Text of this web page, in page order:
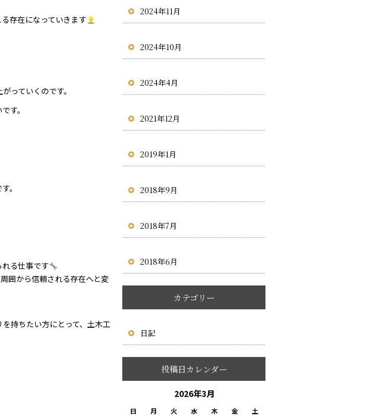
存在になっていきます
っていくのです。
す。
。
る仕事です
囲から信頼される存在へと変
持ちたい方にとって、土木工
2024年11月
2024年10月
2024年4月
2021年12月
2019年1月
2018年9月
2018年7月
2018年6月
カテゴリー
日記
投稿日カレンダー
2026年3月
日 月 火 水 木 金 土